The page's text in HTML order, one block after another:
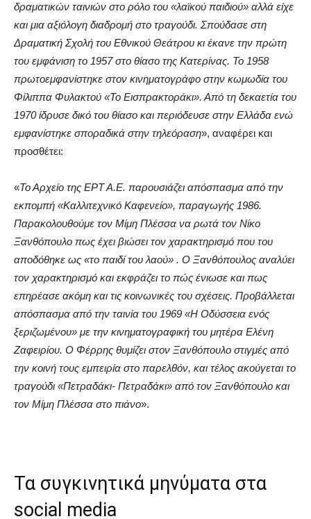
δραματικών ταινιών στο ρόλο του «λαϊκού παιδιού» αλλά είχε
και μια αξιόλογη διαδρομή στο τραγούδι. Σπούδασε στη
Δραματική Σχολή του Εθνικού Θεάτρου κι έκανε την πρώτη
του εμφάνιση το 1957 στο θίασο της Κατερίνας. Το 1958
πρωτοεμφανίστηκε στον κινηματογράφο στην κωμωδία του
Φίλιππα Φυλακτού «Το Εισπρακτοράκι». Από τη δεκαετία του
1970 ίδρυσε δικό του θίασο και περιόδευσε στην Ελλάδα ενώ
εμφανίστηκε σποραδικά στην τηλεόραση», αναφέρει και
προσθέτει:
«Το Αρχείο της ΕΡΤ Α.Ε. παρουσιάζει απόσπασμα από την
εκπομπή «Καλλιτεχνικό Καφενείο», παραγωγής 1986.
Παρακολουθούμε τον Μίμη Πλέσσα να ρωτά τον Νίκο
Ξανθόπουλο πως έχει βιώσει τον χαρακτηρισμό που του
αποδόθηκε ως «το παιδί του λαού» . Ο Ξανθόπουλος αναλύει
τον χαρακτηρισμό και εκφράζει το πώς ένιωσε και πως
επηρέασε ακόμη και τις κοινωνικές του σχέσεις. Προβάλλεται
απόσπασμα από την ταινία του 1969 «Η Οδύσσεια ενός
ξεριζωμένου» με την κινηματογραφική του μητέρα Ελένη
Ζαφειρίου. Ο Φέρρης θυμίζει στον Ξανθόπουλο στιγμές από
την κοινή τους εμπειρία στο παρελθόν, και τέλος ακούγεται το
τραγούδι «Πετραδάκι- Πετραδάκι» από τον Ξανθόπουλο και
τον Μίμη Πλέσσα στο πιάνο».
Τα συγκινητικά μηνύματα στα
social media